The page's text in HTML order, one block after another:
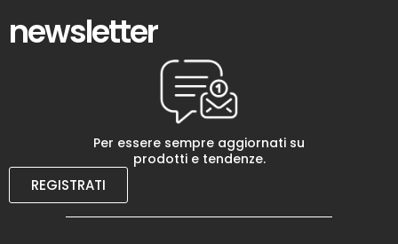
newsletter
Per essere sempre aggiornati su
prodotti e tendenze.
REGISTRATI